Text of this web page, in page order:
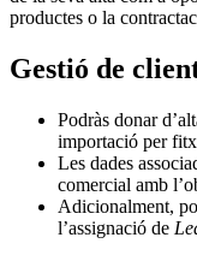
productes o la
Gestió de
Podràs donar
importació per
Les dades
comercial amb
Adicionalment,
l’assignació de